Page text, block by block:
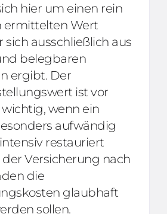
hier um einen rein
ermittelten Wert
sich ausschließlich aus
belegbaren
ergibt. Der
ist vor
wenn ein
aufwändig
restauriert
Versicherung nach
die
glaubhaft
sollen.